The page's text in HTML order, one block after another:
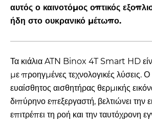
αυτός ο καινοτόμος οπτικός
ήδη στο ουκρανικό μέτωπο.
Τα κιάλια ATN Binox 4T Smart HD
με προηγμένες τεχνολογικές λύσεις. Ο
ευαίσθητος αισθητήρας θερμικής
διπύρηνο επεξεργαστή, βελτιώνει την
επιτρέπει τη ροή και την ταυτόχρονη